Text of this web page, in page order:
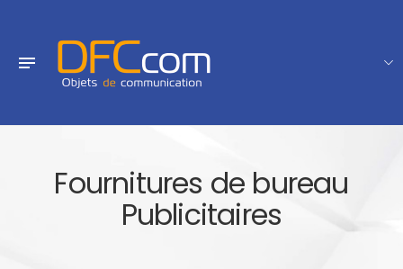
Fournitures de bureau
Publicitaires